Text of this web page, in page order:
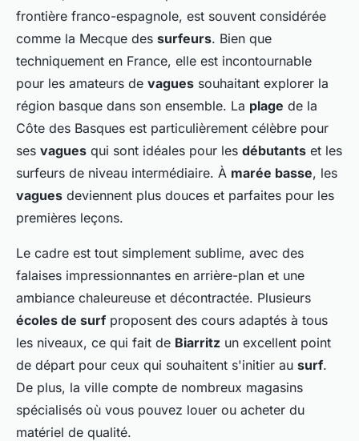
frontière franco-espagnole, est souvent considérée
comme la Mecque des surfeurs. Bien que
techniquement en France, elle est incontournable
pour les amateurs de vagues souhaitant explorer la
région basque dans son ensemble. La plage de la
Côte des Basques est particulièrement célèbre pour
ses vagues qui sont idéales pour les débutants et les
surfeurs de niveau intermédiaire. À marée basse, les
vagues deviennent plus douces et parfaites pour les
premières leçons.
Le cadre est tout simplement sublime, avec des
falaises impressionnantes en arrière-plan et une
ambiance chaleureuse et décontractée. Plusieurs
écoles de surf proposent des cours adaptés à tous
les niveaux, ce qui fait de Biarritz un excellent point
de départ pour ceux qui souhaitent s'initier au surf.
De plus, la ville compte de nombreux magasins
spécialisés où vous pouvez louer ou acheter du
matériel de qualité.